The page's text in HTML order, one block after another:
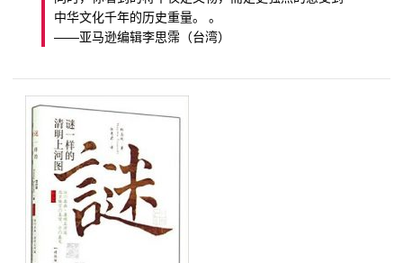
中华文化千年的历史重量。 。
——亚马逊编辑李思霈（台湾）